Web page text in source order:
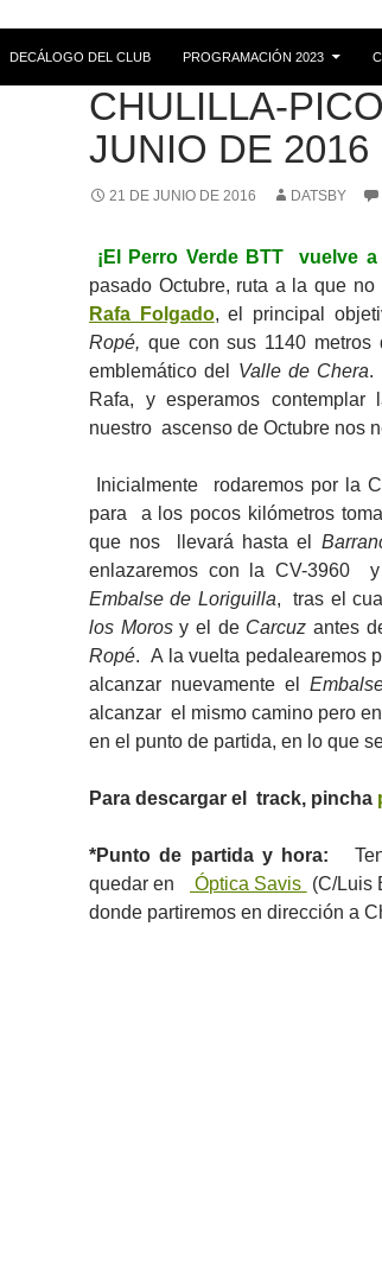
DECÁLOGO DEL CLUB PROGRAMACIÓN 2023
RUTAS
CHULILLA-
JUNIO DE 2016
21 DE JUNIO DE 2016 DATSBY
¡El Perro Verde BTT vuelve a
pasado Octubre, ruta a la que
Rafa Folgado, el principal
Ropé, que con sus 1140
emblemático del Valle de Chera.
Rafa, y esperamos
nuestro ascenso de Octubre nos
Inicialmente rodaremos por la
para a los pocos kilómetros
que nos llevará hasta el
enlazaremos con la CV-3960
Embalse de Loriguilla, tras el
los Morosy el de Carcuz antes
Ropé. A la vuelta pedalearemos
alcanzar nuevamente el
alcanzar el mismo camino pero
en el punto de partida, en lo que
Para descargar el track, pincha
*Punto de partida y hora:
quedar en
Óptica Savis (C/Luis
donde partiremos en dirección a